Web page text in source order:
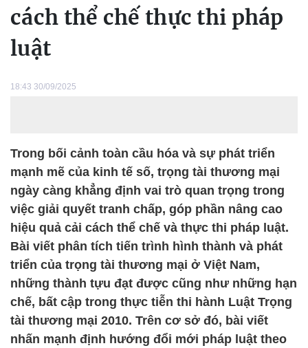
cách thể chế thực thi pháp
luật
18:43 30/09/2025
Trong bối cảnh toàn cầu hóa và sự phát triển
mạnh mẽ của kinh tế số, trọng tài thương mại
ngày càng khẳng định vai trò quan trọng trong
việc giải quyết tranh chấp, góp phần nâng cao
hiệu quả cải cách thể chế và thực thi pháp luật.
Bài viết phân tích tiến trình hình thành và phát
triển của trọng tài thương mại ở Việt Nam,
những thành tựu đạt được cũng như những hạn
chế, bất cập trong thực tiễn thi hành Luật Trọng
tài thương mại 2010. Trên cơ sở đó, bài viết
nhấn mạnh định hướng đổi mới pháp luật theo